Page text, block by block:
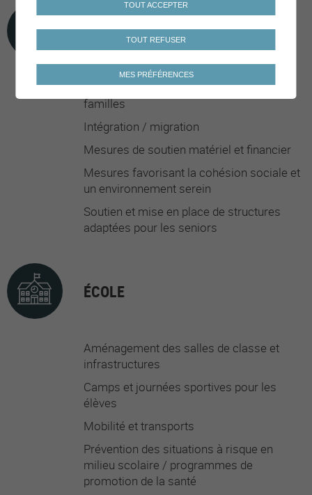
FAMILLE ET SOLIDARITÉ
Accompagnement, soutien et conseil aux
familles
Intégration / migration
Mesures de soutien matériel et financier
Mesures favorisant la cohésion sociale et
un environnement serein
Soutien et mise en place de structures
adaptées pour les seniors
ÉCOLE
Aménagement des salles de classe et
infrastructures
Camps et journées sportives pour les
élèves
Mobilité et transports
Prévention des situations à risque en
milieu scolaire / programmes de
promotion de la santé
TOUT ACCEPTER
TOUT REFUSER
MES PRÉFÉRENCES